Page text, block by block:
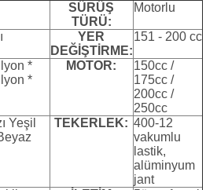
SÜRÜŞ
TÜRÜ:
Motorlu
YER
DEĞİŞTİRME:
151 - 200 cc
*
*
MOTOR:
150cc /
175cc /
200cc /
250cc
Yeşil
TEKERLEK: 400-12
vakumlu
lastik,
alüminyum
jant